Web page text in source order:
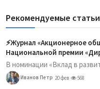
Рекомендуемые статьи
⚡️Журнал «Акционерное
Национальной премии
В номинации «Вклад в
Иванов Петр 20 фев 568